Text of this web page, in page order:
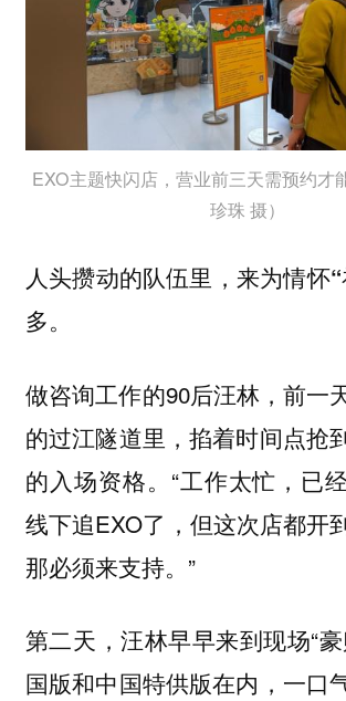
EXO主题快闪店，营业前三天需预约才
珍珠 摄）
人头攒动的队伍里， 来为情怀
多。
做咨询工作的90后汪林，前一
的过江隧道里，掐着时间点抢
的入场资格。“工作太忙，已
线下追EXO了，但这次店都开
那必须来支持。”
第二天，汪林早早来到现场“
国版和中国特供版在内，一口